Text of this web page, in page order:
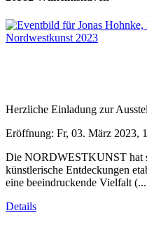
Herzliche Einladung zur
Eröffnung: Fr, 03. März 2023,
Die NORDWESTKUNST hat
künstlerische Entdeckungen
eine beeindruckende Vielfalt
Details